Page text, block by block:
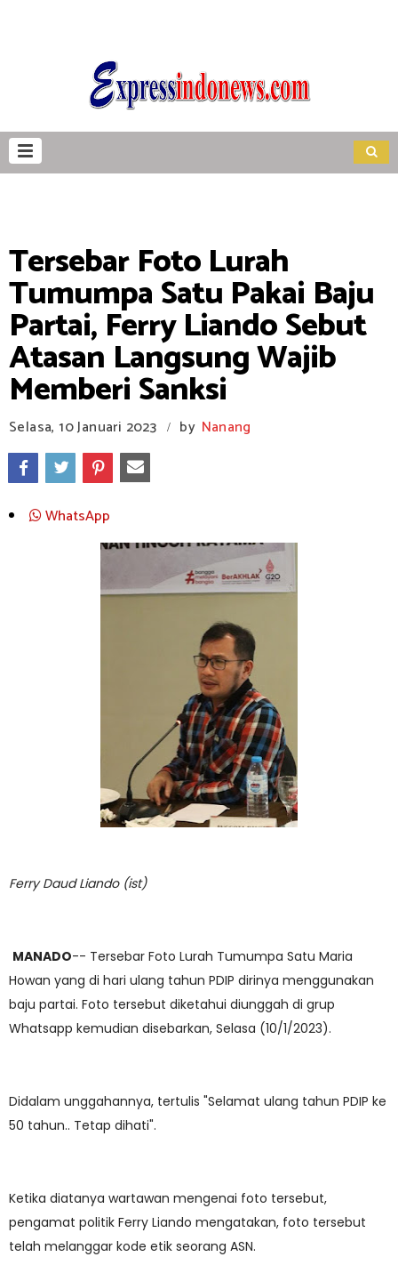
Tersebar Foto Lurah
Tumumpa Satu Pakai Baju
Partai, Ferry Liando Sebut
Atasan Langsung Wajib
Memberi Sanksi
Selasa, 10 Januari 2023 / by Nanang
WhatsApp
Ferry Daud Liando (ist)
MANADO-- Tersebar Foto Lurah Tumumpa Satu Maria
Howan yang di hari ulang tahun PDIP dirinya menggunakan
baju partai. Foto tersebut diketahui diunggah di grup
Whatsapp kemudian disebarkan, Selasa (10/1/2023).
Didalam unggahannya, tertulis "Selamat ulang tahun PDIP ke
50 tahun.. Tetap dihati".
Ketika diatanya wartawan mengenai foto tersebut,
pengamat politik Ferry Liando mengatakan, foto tersebut
telah melanggar kode etik seorang ASN.